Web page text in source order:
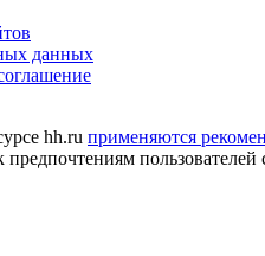
данных
hh.ru применяются
предпочтениям